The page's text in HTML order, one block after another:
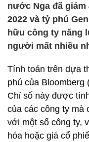
nước Nga đã giảm
2022 và tỷ phú
hữu công ty năng
người mất nhiều
Tính toán trên dựa
phú của Bloomberg
Chỉ số này được
của các công ty mà
với một số công ty,
hóa hoặc giá cổ